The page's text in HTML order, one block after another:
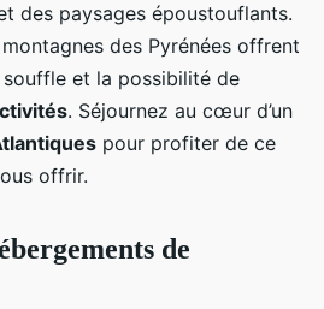
des paysages époustouflants.
des Pyrénées offrent
et la possibilité de
. Séjournez au cœur d’un
pour profiter de ce
offrir.
de